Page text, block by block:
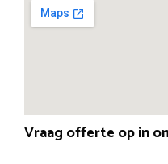
Vraag offerte op in